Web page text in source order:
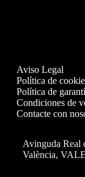
Aviso Legal
Política de
Política de
Condiciones de
Contacte con
Avinguda Real
València,